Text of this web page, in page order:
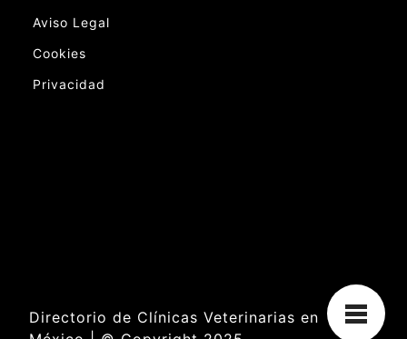
Aviso Legal
Cookies
Privacidad
Directorio de Clínicas Veterinarias en